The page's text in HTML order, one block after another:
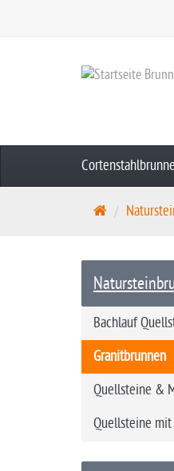
S
t
i
t
e
Bachlauf
Granitbrunnen
Quellsteine &
Quellsteine mit